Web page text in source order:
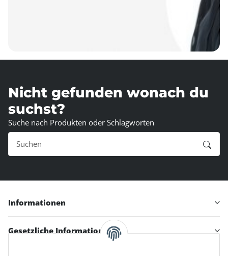
Nicht gefunden wonach du
suchst?
Suche nach Produkten oder Schlagworten
Informationen
Gesetzliche Informationen